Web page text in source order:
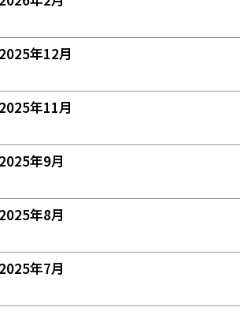
2025年12月
2025年11月
2025年9月
2025年8月
2025年7月